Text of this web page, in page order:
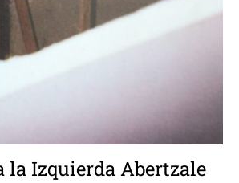
la Izquierda Abertzale